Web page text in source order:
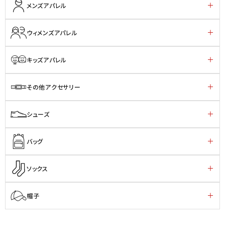
メンズアパレル
ウィメンズアパレル
キッズアパレル
その他アクセサリー
シューズ
バッグ
ソックス
帽子